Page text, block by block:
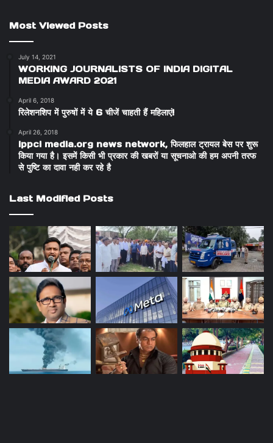
Most Viewed Posts
July 14, 2021
WORKING JOURNALISTS OF INDIA DIGITAL
MEDIA AWARD 2021
April 6, 2018
रिलेशनशिप में पुरुषों में ये 6 चीजें चाहती हैं महिलाएं!
April 26, 2018
ippci media.org news network, फिलहाल ट्रायल बेस पर शुरू
किया गया है। इसमें किसी भी प्रकार की खबरों या सूचनाओ की हम अपनी तरफ
से पुष्टि का दावा नही कर रहे है
Last Modified Posts